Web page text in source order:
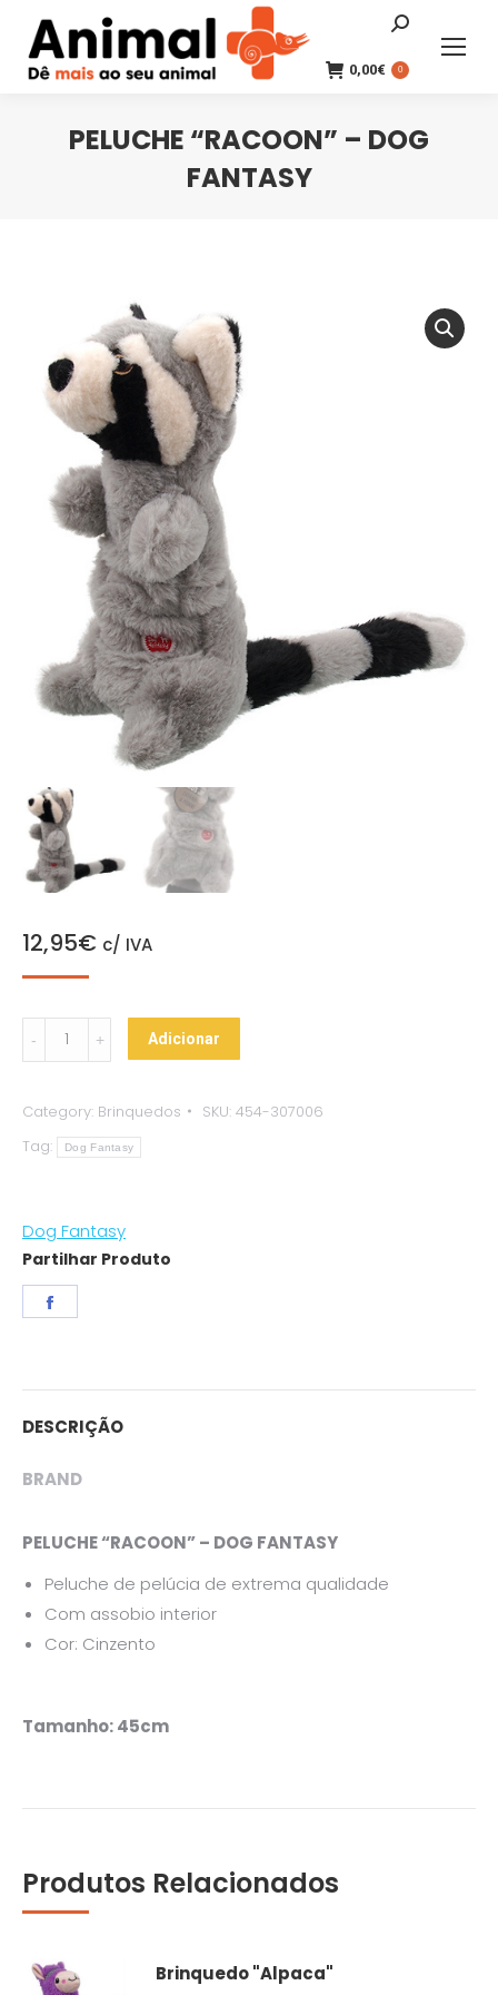
Search:
0,00€ 0
PELUCHE “RACOON” – DOG
FANTASY
12,95€ c/ IVA
Peluche
“Racoon”
Dog
Fantasy
Adicionar
Category: Brinquedos SKU: 454-307006
Tag:
Dog Fantasy
Dog Fantasy
Partilhar Produto
DESCRIÇÃO
BRAND
PELUCHE “RACOON” – DOG FANTASY
Peluche de pelúcia de extrema qualidade
Com assobio interior
Cor: Cinzento
Tamanho: 45cm
Produtos Relacionados
Brinquedo "Alpaca"